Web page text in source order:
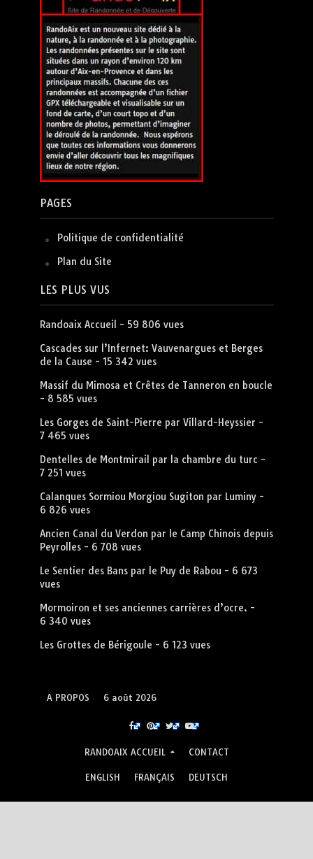
PAGES
Politique de confidentialité
Plan du Site
LES PLUS VUS
Randoaix Accueil - 59 806 vues
Cascades sur l’Infernet: Vauvenargues et Berges
de la Cause - 15 342 vues
Massif du Mimosa et Crêtes de Tanneron en boucle
- 8 585 vues
Les Gorges de Saint-Pierre par Villard-Heyssier -
7 465 vues
Dentelles de Montmirail par la chambre du turc -
7 251 vues
Calanques Sormiou Morgiou Sugiton par Luminy-
6 826 vues
Ancien Canal du Verdon par le Camp Chinois depuis
Peyrolles- 6 708 vues
Le Sentier des Bans par le Puy de Rabou - 6 673
vues
Mormoiron et ses anciennes carrières d’ocre. -
6 340 vues
Les Grottes de Bérigoule - 6 123 vues
A PROPOS 6 août 2026
RANDOAIX ACCUEIL CONTACT
ENGLISH FRANÇAIS DEUTSCH